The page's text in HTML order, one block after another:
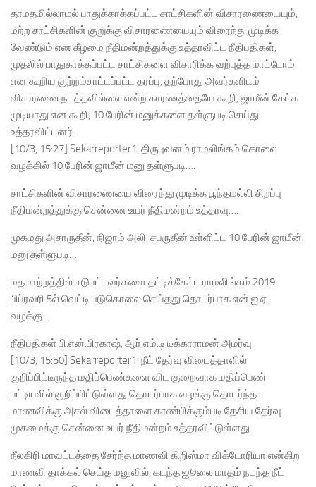
தாமதமில்லாமல் பாதுக்காக்கப்பட்ட சாட்சிகளின் விசாரணையையும்,
மற்ற சாட்சிகளின் குறுக்கு விசாரணையையும் விரைந்து முடிக்க
வேண்டும் என கீழமை நீதிமன்றத்துக்கு உத்தரவிட்ட நீதிபதிகள்,
முதலில் பாதுகாக்கப்பட்ட சாட்சிகளை விசாரிக்க வற்புத்த மாட்டோம்
என கூறிய குற்றம்சாட்டப்பட்ட தரப்பு, தற்போது அவர்களிடம்
விசாரணை நடத்தவில்லை என்ற காரணத்தையே கூறி, ஜாமீன் கேட்க
முடியாது என கூறி, 10 பேரின் மனுக்களை தள்ளுபடி செய்து
உத்தரவிட்டனர்.
[10/3, 15:27] Sekarreporter1: திருபுவனம் ராமலிங்கம் கொலை
வழக்கில் 10 பேரின் ஜாமீன் மனு தள்ளுபடி….
சாட்சிகளின் விசாரணையை விரைந்து முடிக்க பூந்தமல்லி சிறப்பு
நீதிமன்றத்துக்கு சென்னை உயர் நீதிமன்றம் உத்தரவு….
முகமது அசாருதீன், நிஜாம் அலி, சபருதீன் உள்ளிட்ட 10 பேரின் ஜாமீன்
மனு தள்ளுபடி…
மதமாற்றத்தில் ஈடுபட்டவர்களை தட்டிக்கேட்ட ராமலிங்கம் 2019
பிப்ரவரி 5ல் வெட்டி படுகொலை செய்தது தொடர்பாக என்.ஐ.ஏ.
வழக்கு…
நீதிபதிகள் பி.என்.பிரகாஷ், ஆர்.எம்.டி.டீக்காராமன் அமர்வு
[10/3, 15:50] Sekarreporter1: நீட் தேர்வு விடைத்தாளில்
குறிப்பிட்டிருந்த மதிப்பெண்களை விட குறைவாக மதிப்பெண்
பட்டியலில் குறிப்பிட்டுள்ளது தொடர்பாக வழக்கு தொடர்ந்த
மாணவிக்கு அசல் விடைத்தாளை காண்பிக்கும்படி தேசிய தேர்வு
முகமைக்கு சென்னை உயர் நீதிமன்றம் உத்தரவிட்டுள்ளது.
நீலகிரி மாவட்டத்தை சேர்ந்த மாணவி கிறிஸ்மா விக்டோரியா என்கிற
மாணவி தாக்கல் செய்த மனுவில், கடந்த ஜூலை மாதம் நடந்த நீட்